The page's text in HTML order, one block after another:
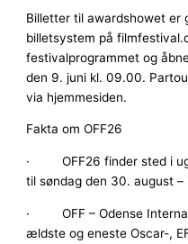
Billetter til awardshowet er
billetsystem på
festivalprogrammet og
den 9. juni kl. 09.00.
via hjemmesiden.
Fakta om OFF26
· OFF26 finder sted i
til søndag den 30. august –
· OFF – Odense
ældste og eneste Oscar-,